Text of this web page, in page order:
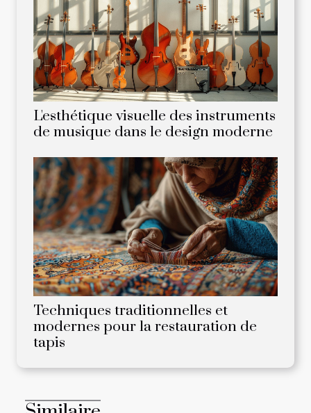
L'esthétique visuelle des instruments
de musique dans le design moderne
Techniques traditionnelles et
modernes pour la restauration de
tapis